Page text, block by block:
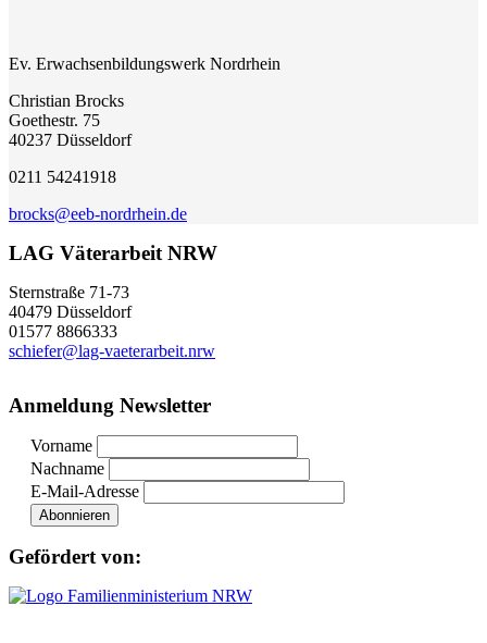
Ev. Erwachsenbildungswerk Nordrhein
Christian Brocks
Goethestr. 75
40237 Düsseldorf
0211 54241918
brocks@eeb-nordrhein.de
LAG Väterarbeit NRW
Sternstraße 71-73
40479 Düsseldorf
01577 8866333
schiefer@lag-vaeterarbeit.nrw
Anmeldung Newsletter
Vorname
Nachname
E-Mail-Adresse
Gefördert von: